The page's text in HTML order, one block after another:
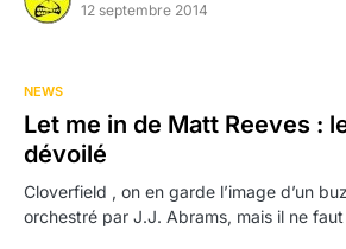
12 septembre 2014
NEWS
Let me in de Matt Reeves :
dévoilé
Cloverfield , on en garde l’image d’un
orchestré par J.J. Abrams, mais il ne